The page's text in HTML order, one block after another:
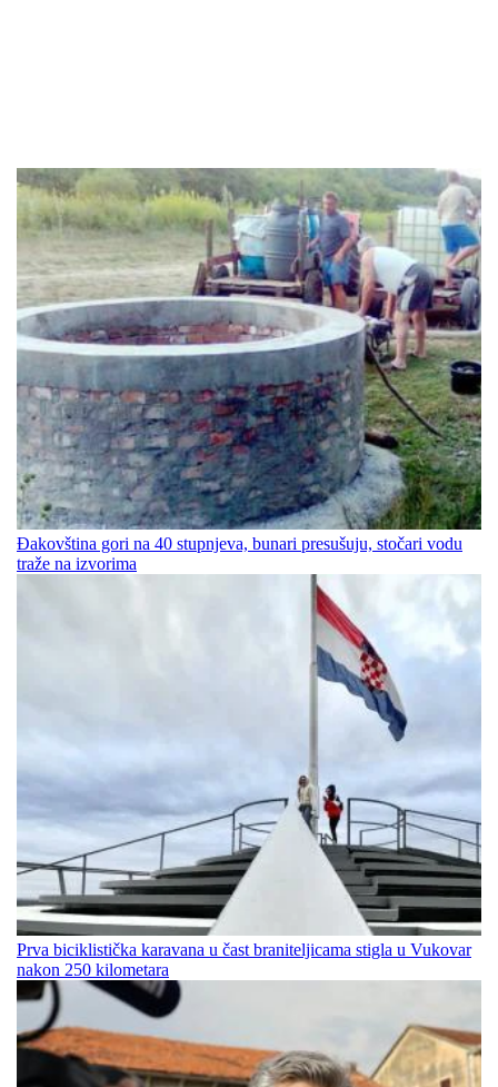
Đakovština gori na 40 stupnjeva, bunari presušuju, stočari vodu
traže na izvorima
Prva biciklistička karavana u čast braniteljicama stigla u Vukovar
nakon 250 kilometara